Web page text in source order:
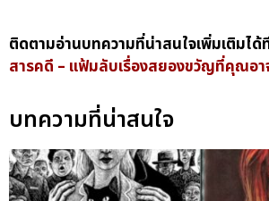
ติดตามอ่านบทความที่น่าสนใจเพิ่มเติมได้
สารคดี – แฟ้มลับเรื่องสยองขวัญที่คุณอา
บทความที่น่าสนใจ